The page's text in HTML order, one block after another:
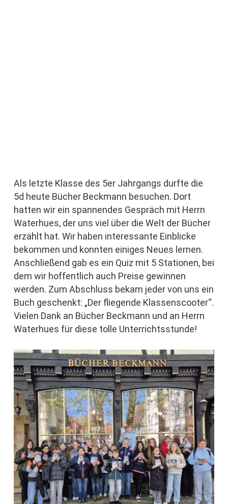
Als letzte Klasse des 5er Jahrgangs durfte die
5d heute Bücher Beckmann besuchen. Dort
hatten wir ein spannendes Gespräch mit Herrn
Waterhues, der uns viel über die Welt der Bücher
erzählt hat. Wir haben interessante Einblicke
bekommen und konnten einiges Neues lernen.
Anschließend gab es ein Quiz mit 5 Stationen, bei
dem wir hoffentlich auch Preise gewinnen
werden. Zum Abschluss bekam jeder von uns ein
Buch geschenkt: „Der fliegende Klassenscooter“.
Vielen Dank an Bücher Beckmann und an Herrn
Waterhues für diese tolle Unterrichtsstunde!